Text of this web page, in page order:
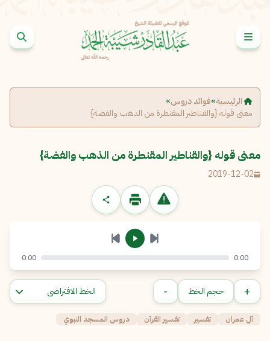
الرئيسية»فوائد دروس»
معنى قوله {والقناطير المقنطرة من الذهب والفضة}
معنى قوله {والقناطير المقنطرة من الذهب والفضة}
2019-12-02
الإبلاغ عن مشكلة
البريد الإلكتروني*
الرسالة
إرسال إلغاء
نسخ
0:00
0:00
+ حجم الخط -
آل عمران تفسير تفسير القرآن دروس المسجد النبوي